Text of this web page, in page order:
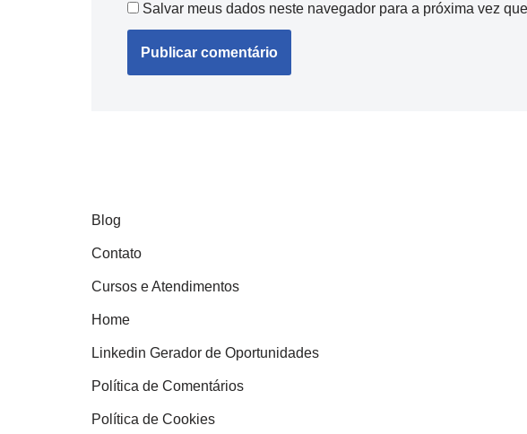
Salvar meus dados neste navegador para a próxima vez
Blog
Contato
Cursos e Atendimentos
Home
Linkedin Gerador de Oportunidades
Política de Comentários
Política de Cookies